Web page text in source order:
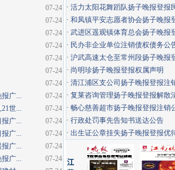
· 活力太阳花舞蹈队扬子晚报登报
· 和凤镇平安志愿者协会扬子晚报
· 武进区遥观镇体育总会扬子晚报
· 民办非企业单位注销债权债务公
· 沪武高速太仓至常州段扬子晚报
· 尚明珍扬子晚报登报权属声明
· 清江浦区支公司扬子晚报登报注
· 复莱咨询管理扬子晚报登报解散
· 畅心慈善超市扬子晚报登报注销
· 行政处罚事先告知书送达公告
· 出生证公章挂失扬子晚报登报优
07-24
07-24
07-24
07-24
07-24
07-24
07-24
07-24
广...
07-24
世...
07-24
广...
07-24
广...
07-24
广...
07-24
广...